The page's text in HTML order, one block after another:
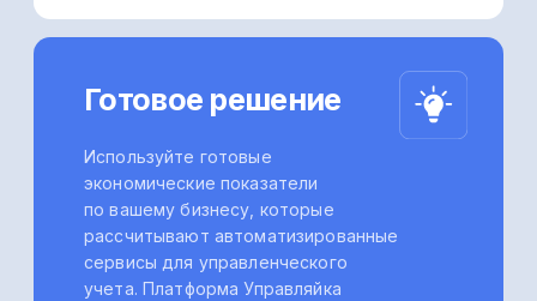
Путаница между
личными тратами
и бизнес-расходами